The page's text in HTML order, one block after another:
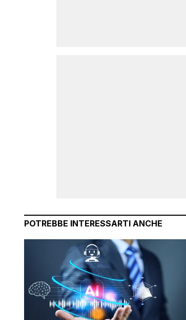
POTREBBE INTERESSARTI ANCHE